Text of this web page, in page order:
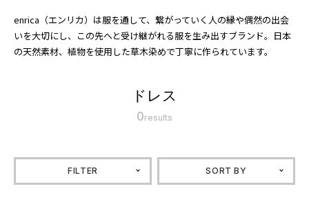
enrica（エンリカ）は服を通して、繋がっていく人の縁や偶然の出会
いを大切にし、この先へと受け継がれる服を生み出すブランド。日本
の天然素材、植物を使用した草木染めで丁寧に作られています。
ドレス
0results
FILTER SORT BY